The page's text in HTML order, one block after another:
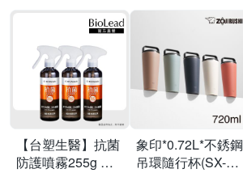
【台塑生醫】抗菌
防護噴霧255g 三
象印*0.72L*不銹鋼
吊環隨行杯(SX-